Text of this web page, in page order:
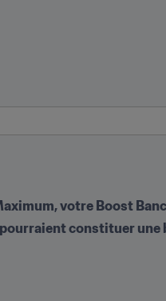
votre Boost Banc
constituer une